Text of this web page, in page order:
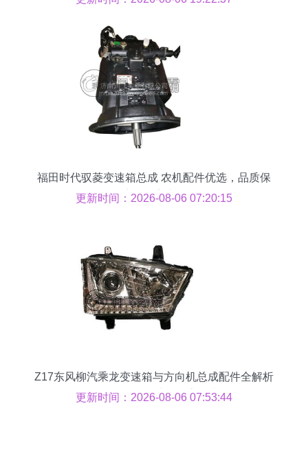
福田时代驭菱变速箱总成 农机配件优选，品质保
障，厂家直供
更新时间：2026-08-06 07:20:15
Z17东风柳汽乘龙变速箱与方向机总成配件全解析
批发价格、图片及厂家指南
更新时间：2026-08-06 07:53:44